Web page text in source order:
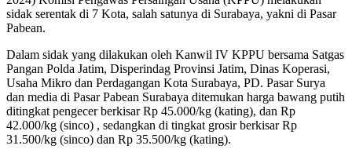
sidak serentak di 7 Kota, salah satunya di Surabaya, yakni di Pasar
Pabean.
Dalam sidak yang dilakukan oleh Kanwil IV KPPU bersama Satgas
Pangan Polda Jatim, Disperindag Provinsi Jatim, Dinas Koperasi,
Usaha Mikro dan Perdagangan Kota Surabaya, PD. Pasar Surya
dan media di Pasar Pabean Surabaya ditemukan harga bawang putih
ditingkat pengecer berkisar Rp 45.000/kg (kating), dan Rp
42.000/kg (sinco) , sedangkan di tingkat grosir berkisar Rp
31.500/kg (sinco) dan Rp 35.500/kg (kating).